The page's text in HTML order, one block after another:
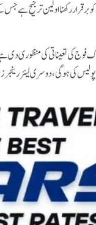
برقرار رکھنا اولین ترجیح
فوج کی تعیناتی کی منظوری دی
پولیس کی ہوگی، دوسری لیئر